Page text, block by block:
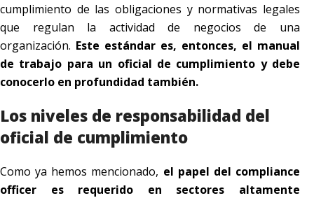
cumplimiento de las obligaciones y normativas legales
que regulan la actividad de negocios de una
organización. Este estándar es, entonces, el manual
de trabajo para un oficial de cumplimiento y debe
conocerlo en profundidad también.
Los niveles de responsabilidad del
oficial de cumplimiento
Como ya hemos mencionado, el papel del compliance
officer es requerido en sectores altamente